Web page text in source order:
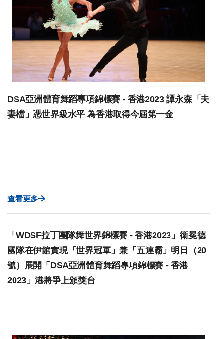
DSA亞洲體育舞蹈專項錦標賽 - 香港2023 譚永森「夫
妻檔」憑世界級水平 為香港取得今屆第一金
查看更多
「WDSF拉丁團隊舞世界錦標賽 - 香港2023」衛冕德
國隊在伊館實現「世界冠軍」兼「五連霸」明日（20
號）展開「DSA亞洲體育舞蹈專項錦標賽 - 香港
2023」港將爭上頒獎台